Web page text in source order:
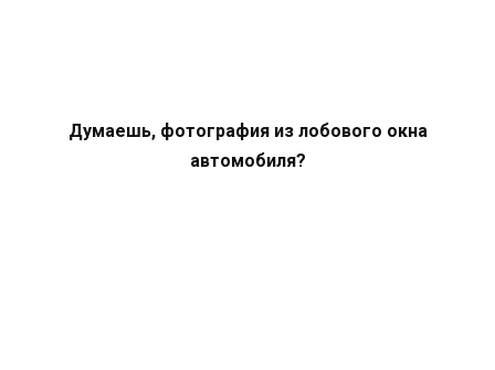
Думаешь, фотография из лобового окна
автомобиля?